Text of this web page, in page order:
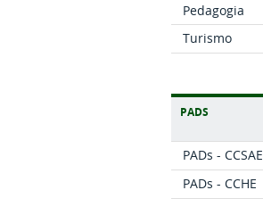
Pedagogia
Turismo
PADS
PADs - CCSAE
PADs - CCHE